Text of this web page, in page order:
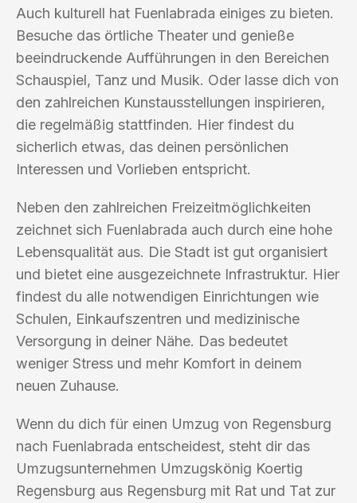
Auch kulturell hat Fuenlabrada einiges zu bieten.
Besuche das örtliche Theater und genieße
beeindruckende Aufführungen in den Bereichen
Schauspiel, Tanz und Musik. Oder lasse dich von
den zahlreichen Kunstausstellungen inspirieren,
die regelmäßig stattfinden. Hier findest du
sicherlich etwas, das deinen persönlichen
Interessen und Vorlieben entspricht.
Neben den zahlreichen Freizeitmöglichkeiten
zeichnet sich Fuenlabrada auch durch eine hohe
Lebensqualität aus. Die Stadt ist gut organisiert
und bietet eine ausgezeichnete Infrastruktur. Hier
findest du alle notwendigen Einrichtungen wie
Schulen, Einkaufszentren und medizinische
Versorgung in deiner Nähe. Das bedeutet
weniger Stress und mehr Komfort in deinem
neuen Zuhause.
Wenn du dich für einen Umzug von Regensburg
nach Fuenlabrada entscheidest, steht dir das
Umzugsunternehmen Umzugskönig Koertig
Regensburg aus Regensburg mit Rat und Tat zur